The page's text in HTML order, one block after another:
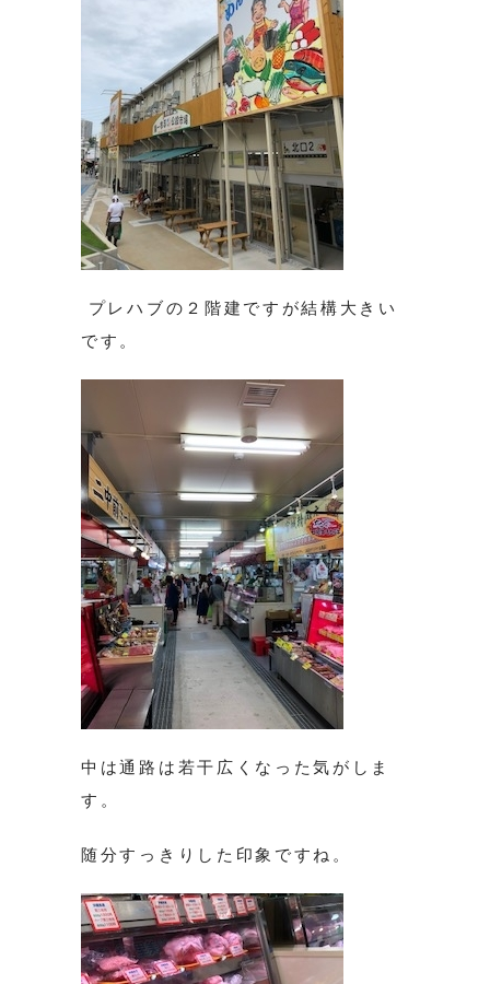
プレハブの２階建ですが結構大きい
です。
中は通路は若干広くなった気がしま
す。
随分すっきりした印象ですね。